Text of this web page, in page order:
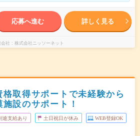
応募へ進む 詳しく見る
社 株式会社ニッソーネット
格取得サポートで未経験から
設のサポート！
途支給あり 土日祝日が休み WEB登録OK